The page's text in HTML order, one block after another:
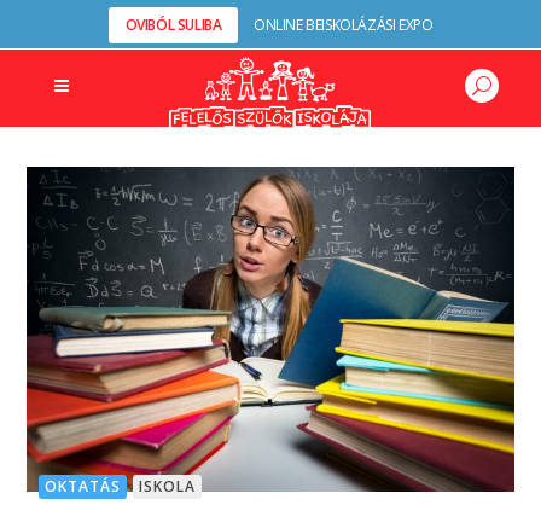
OVIBÓL SULIBA ONLINE BEISKOLÁZÁSI EXPO
OKTATÁS ISKOLA